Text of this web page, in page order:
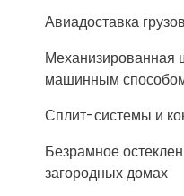
Авиадоставка
Механизированная
машинным
Сплит-системы и
Безрамное
загородных домах